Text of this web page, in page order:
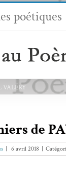
poétiques
VALÉRY
de
6 avril 2018